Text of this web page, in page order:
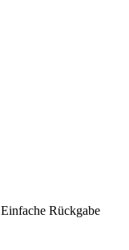
Einfache Rückgabe